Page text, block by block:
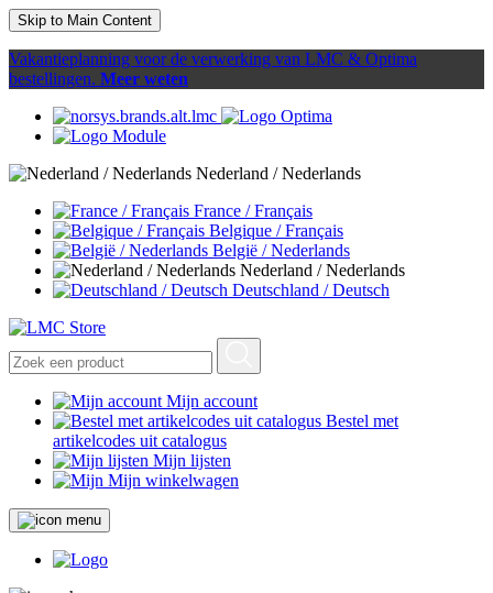
Skip to Main Content
Vakantieplanning voor de verwerking van LMC & Optima
bestellingen. Meer weten
Nederland / Nederlands
France / Français
Belgique / Français
België / Nederlands
Nederland / Nederlands
Deutschland / Deutsch
Mijn account
Bestel met
artikelcodes uit catalogus
Mijn lijsten
Mijn winkelwagen